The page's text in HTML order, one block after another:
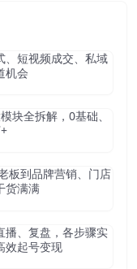
、短视频成交、私域
机会
块全拆解，0基础、
板到品牌营销、门店
货满满
播、复盘，各步骤实
效起号变现